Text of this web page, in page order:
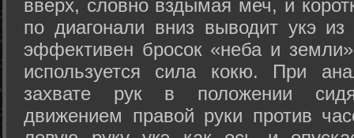
вверх, словно вздымая меч, и
по диагонали вниз выводит укэ
эффективен бросок «неба и
используется сила кокю. При
захвате рук в положении
движением правой руки против